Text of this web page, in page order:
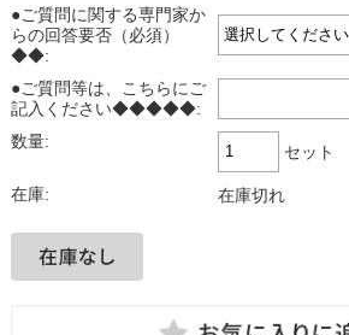
●ご質問に関する専門家か
らの回答要否（必須）
◆◆:
●ご質問等は、こちらにご
記入ください◆◆◆◆◆:
数量:
セット
在庫: 在庫切れ